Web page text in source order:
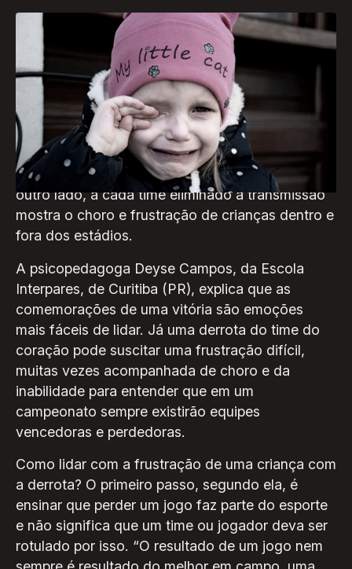
Encontros para assistir aos jogos,
comemorações divertidas, troca de figurinhas e
ídolos todos os dias na televisão. Para muitas
crianças, especialmente aquelas que estão
acompanhando o mundial pela primeira vez, a
Copa do Mundo é puro motivo de alegria. Por
outro lado, a cada time eliminado a transmissão
mostra o choro e frustração de crianças dentro e
fora dos estádios.
A psicopedagoga Deyse Campos, da Escola
Interpares, de Curitiba (PR), explica que as
comemorações de uma vitória são emoções
mais fáceis de lidar. Já uma derrota do time do
coração pode suscitar uma frustração difícil,
muitas vezes acompanhada de choro e da
inabilidade para entender que em um
campeonato sempre existirão equipes
vencedoras e perdedoras.
Como lidar com a frustração de uma criança com
a derrota? O primeiro passo, segundo ela, é
ensinar que perder um jogo faz parte do esporte
e não significa que um time ou jogador deva ser
rotulado por isso. “O resultado de um jogo nem